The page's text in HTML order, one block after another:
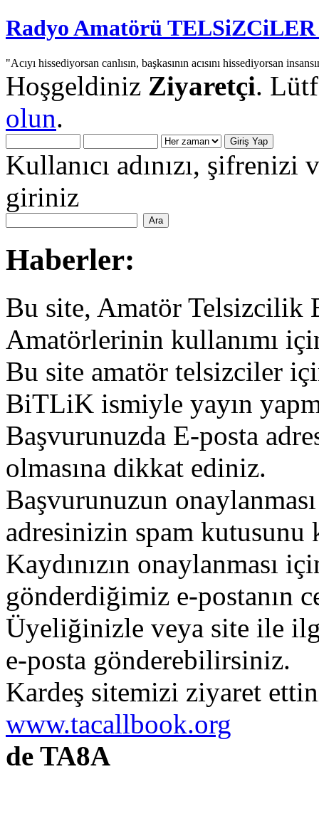
Radyo Amatörü
"Acıyı hissediyorsan canlısın, başkasının acısını hissediyorsan
Hoşgeldiniz Ziyaretçi.
olun.
Kullanıcı adınızı,
giriniz
Haberler:
Bu site, Amatör Telsizcilik
Amatörlerinin kullanımı
Bu site amatör telsizciler
BiTLiK ismiyle yayın
Başvurunuzda E-posta
olmasına dikkat ediniz.
Başvurunuzun
adresinizin spam
Kaydınızın onaylanması
gönderdiğimiz e-postanın
Üyeliğinizle veya site ile
e-posta gönderebilirsiniz.
Kardeş sitemizi ziyaret
www.tacallbook.org
de TA8A